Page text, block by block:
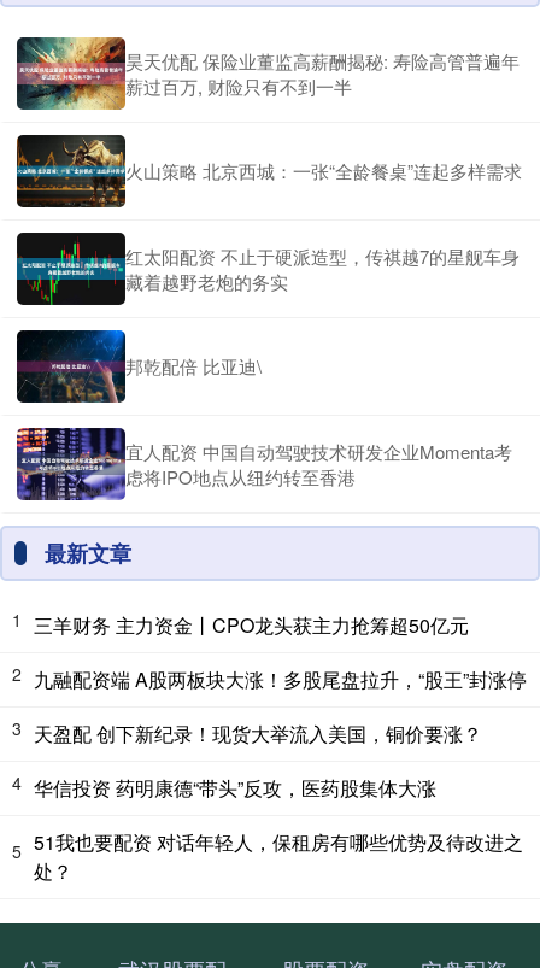
昊天优配 保险业董监高薪酬揭秘: 寿险高管普遍年
薪过百万, 财险只有不到一半
火山策略 北京西城：一张“全龄餐桌”连起多样需求
红太阳配资 不止于硬派造型，传祺越7的星舰车身
藏着越野老炮的务实
邦乾配倍 比亚迪\
宜人配资 中国自动驾驶技术研发企业Momenta考
虑将IPO地点从纽约转至香港
最新文章
1 三羊财务 主力资金丨CPO龙头获主力抢筹超50亿元
2 九融配资端 A股两板块大涨！多股尾盘拉升，“股王”封涨停
3 天盈配 创下新纪录！现货大举流入美国，铜价要涨？
4 华信投资 药明康德“带头”反攻，医药股集体大涨
5 51我也要配资 对话年轻人，保租房有哪些优势及待改进之
处？